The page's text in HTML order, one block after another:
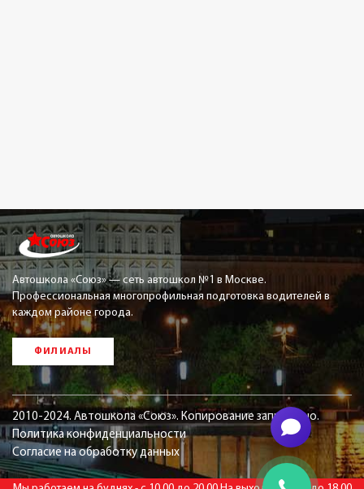
Автошкола «Союз» — сеть автошкол №1 в Москве.
Профессиональная многопрофильная подготовка водителей в
каждом районе города.
ФИЛИАЛЫ
2010-2024. Автошкола «Союз». Копирование запрещено.
Политика конфиденциальности
Согласие на обработку данных